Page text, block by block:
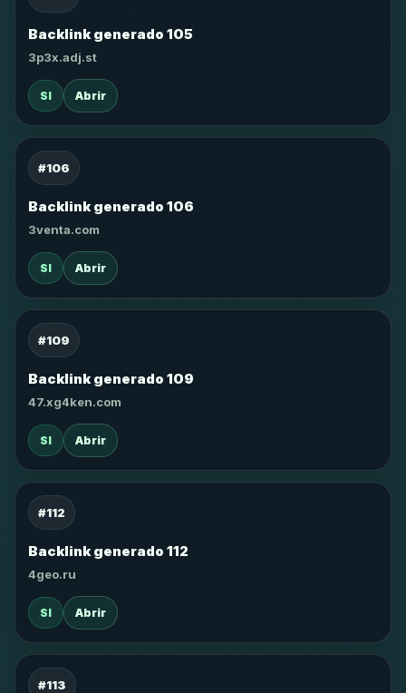
Backlink generado 105
3p3x.adj.st
SI Abrir
#106
Backlink generado 106
3venta.com
SI Abrir
#109
Backlink generado 109
47.xg4ken.com
SI Abrir
#112
Backlink generado 112
4geo.ru
SI Abrir
#113